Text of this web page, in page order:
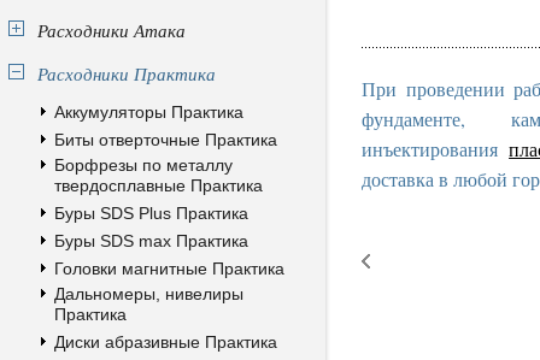
Расходники Атака
Расходники Практика
Аккумуляторы Практика
Биты отверточные Практика
Борфрезы по металлу
твердосплавные Практика
Буры SDS Plus Практика
Буры SDS max Практика
Головки магнитные Практика
Дальномеры, нивелиры
Практика
Диски абразивные Практика
При проведении
фундаменте,
инъектирования
доставка в любой